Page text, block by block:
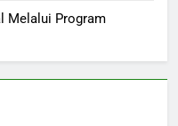
Melalui Program